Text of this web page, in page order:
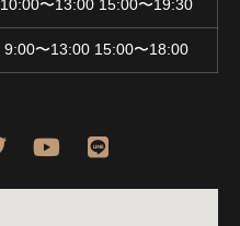
10:00〜13:00 15:00〜19:30
9:00〜13:00 15:00〜18:00